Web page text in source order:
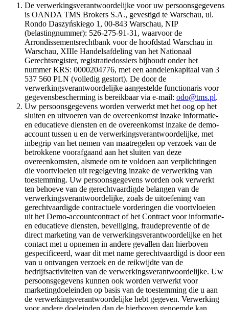
De verwerkingsverantwoordelijke voor uw persoonsgegevens
is OANDA TMS Brokers S.A., gevestigd te Warschau, ul.
Rondo Daszyńskiego 1, 00-843 Warschau, NIP
(belastingnummer): 526-275-91-31, waarvoor de
Arrondissementsrechtbank voor de hoofdstad Warschau in
Warschau, XIIIe Handelsafdeling van het Nationaal
Gerechtsregister, registratiedossiers bijhoudt onder het
nummer KRS: 0000204776, met een aandelenkapitaal van 3
537 560 PLN (volledig gestort). De door de
verwerkingsverantwoordelijke aangestelde functionaris voor
gegevensbescherming is bereikbaar via e-mail: odo@tms.pl.
Uw persoonsgegevens worden verwerkt met het oog op het
sluiten en uitvoeren van de overeenkomst inzake informatie-
en educatieve diensten en de overeenkomst inzake de demo-
account tussen u en de verwerkingsverantwoordelijke, met
inbegrip van het nemen van maatregelen op verzoek van de
betrokkene voorafgaand aan het sluiten van deze
overeenkomsten, alsmede om te voldoen aan verplichtingen
die voortvloeien uit regelgeving inzake de verwerking van
toestemming. Uw persoonsgegevens worden ook verwerkt
ten behoeve van de gerechtvaardigde belangen van de
verwerkingsverantwoordelijke, zoals de uitoefening van
gerechtvaardigde contractuele vorderingen die voortvloeien
uit het Demo-accountcontract of het Contract voor informatie-
en educatieve diensten, beveiliging, fraudepreventie of de
direct marketing van de verwerkingsverantwoordelijke en het
contact met u opnemen in andere gevallen dan hierboven
gespecificeerd, waar dit met name gerechtvaardigd is door een
van u ontvangen verzoek en de reikwijdte van de
bedrijfsactiviteiten van de verwerkingsverantwoordelijke. Uw
persoonsgegevens kunnen ook worden verwerkt voor
marketingdoeleinden op basis van de toestemming die u aan
de verwerkingsverantwoordelijke hebt gegeven. Verwerking
voor andere doeleinden dan de hierboven genoemde kan